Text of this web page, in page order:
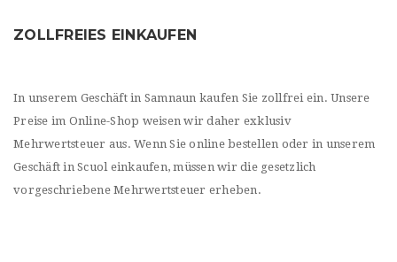
ZOLLFREIES EINKAUFEN
In unserem Geschäft in Samnaun kaufen Sie zollfrei ein. Unsere
Preise im Online-Shop weisen wir daher exklusiv
Mehrwertsteuer aus. Wenn Sie online bestellen oder in unserem
Geschäft in Scuol einkaufen, müssen wir die gesetzlich
vorgeschriebene Mehrwertsteuer erheben.